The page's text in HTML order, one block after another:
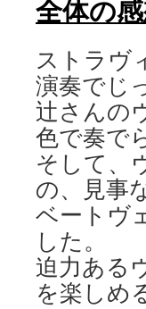
全体の
ストラヴ
演奏でじ
辻さんの
色で奏で
そして、
の、見事
ベートヴ
した。
迫力ある
を楽しめ